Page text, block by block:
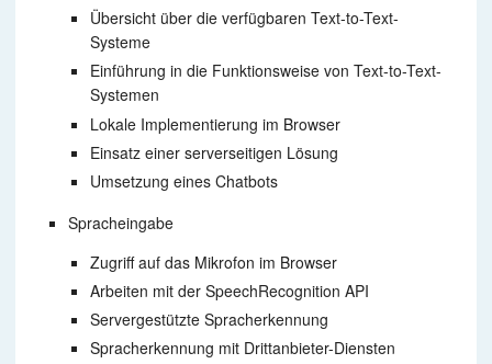
Übersicht über die verfügbaren Text-to-Text-
Systeme
Einführung in die Funktionsweise von Text-to-Text-
Systemen
Lokale Implementierung im Browser
Einsatz einer serverseitigen Lösung
Umsetzung eines Chatbots
Spracheingabe
Zugriff auf das Mikrofon im Browser
Arbeiten mit der SpeechRecognition API
Servergestützte Spracherkennung
Spracherkennung mit Drittanbieter-Diensten